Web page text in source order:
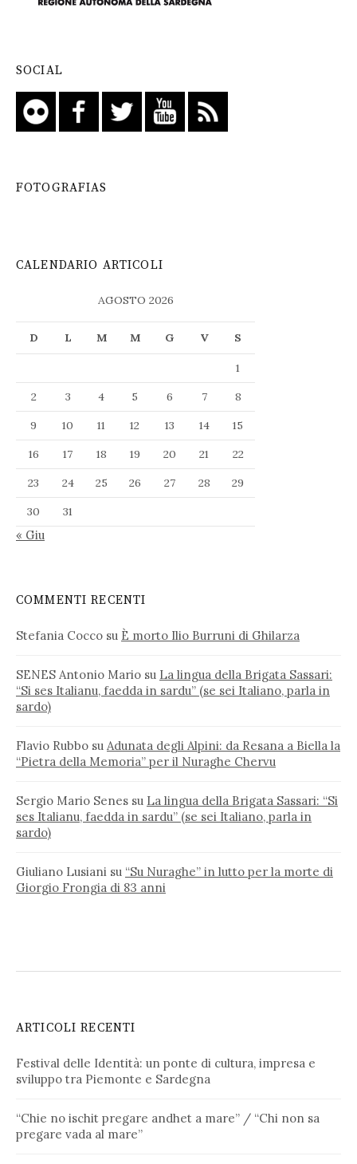
SOCIAL
FOTOGRAFIAS
CALENDARIO ARTICOLI
AGOSTO 2026
D L M M G V S
1
2
3 4 5 6 7
8
9
10 11 12 13 14
15
16
17 18 19 20 21
22
23
24 25 26 27 28
29
30
31
« Giu
COMMENTI RECENTI
Stefania Cocco su È morto Ilio Burruni di Ghilarza
SENES Antonio Mario su La lingua della Brigata Sassari:
“Si ses Italianu, faedda in sardu” (se sei Italiano, parla in
sardo)
Flavio Rubbo su Adunata degli Alpini: da Resana a Biella la
“Pietra della Memoria” per il Nuraghe Chervu
Sergio Mario Senes su La lingua della Brigata Sassari: “Si
ses Italianu, faedda in sardu” (se sei Italiano, parla in
sardo)
Giuliano Lusiani su “Su Nuraghe” in lutto per la morte di
Giorgio Frongia di 83 anni
ARTICOLI RECENTI
Festival delle Identità: un ponte di cultura, impresa e
sviluppo tra Piemonte e Sardegna
“Chie no ischit pregare andhet a mare” / “Chi non sa
pregare vada al mare”